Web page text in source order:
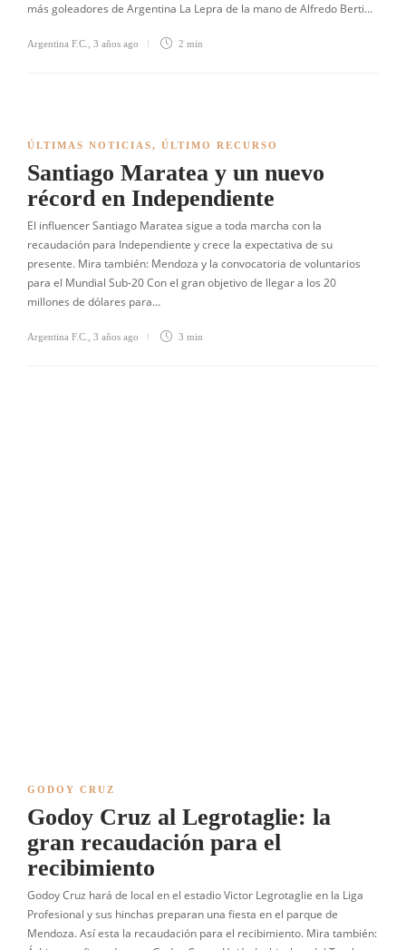
más goleadores de Argentina La Lepra de la mano de Alfredo Berti…
Argentina F.C. 3 años ago 2 min
ÚLTIMAS NOTICIAS, ÚLTIMO RECURSO
Santiago Maratea y un nuevo
récord en Independiente
El influencer Santiago Maratea sigue a toda marcha con la
recaudación para Independiente y crece la expectativa de su
presente. Mira también: Mendoza y la convocatoria de voluntarios
para el Mundial Sub-20 Con el gran objetivo de llegar a los 20
millones de dólares para…
Argentina F.C. 3 años ago 3 min
GODOY CRUZ
Godoy Cruz al Legrotaglie: la
gran recaudación para el
recibimiento
Godoy Cruz hará de local en el estadio Victor Legrotaglie en la Liga
Profesional y sus hinchas preparan una fiesta en el parque de
Mendoza. Así esta la recaudación para el recibimiento. Mira también: